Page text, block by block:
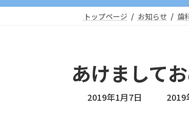
トップページ お知らせ 歯
あけまして
2019年1月7日
最
2019